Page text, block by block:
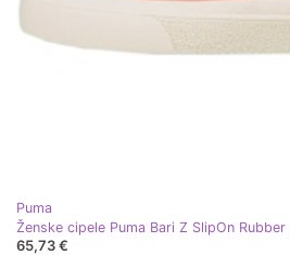
Puma
Ženske cipele Puma Bari Z SlipOn
65,73 €